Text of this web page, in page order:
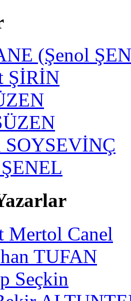
(Şenol
ŞİRİN
SOYSEVİNÇ
Mertol Canel
TUFAN
Seçkin